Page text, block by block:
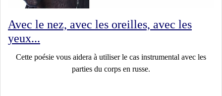
Avec le nez, avec les oreilles, avec les
yeux...
Cette poésie vous aidera à utiliser le cas instrumental avec les
parties du corps en russe.